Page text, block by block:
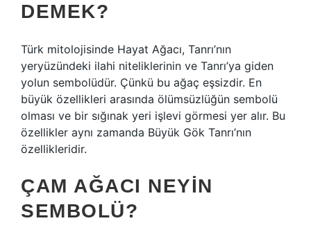
DEMEK?
Türk mitolojisinde Hayat Ağacı, Tanrı’nın
yeryüzündeki ilahi niteliklerinin ve Tanrı’ya giden
yolun sembolüdür. Çünkü bu ağaç eşsizdir. En
büyük özellikleri arasında ölümsüzlüğün sembolü
olması ve bir sığınak yeri işlevi görmesi yer alır. Bu
özellikler aynı zamanda Büyük Gök Tanrı’nın
özellikleridir.
ÇAM AĞACI NEYIN
SEMBOLÜ?